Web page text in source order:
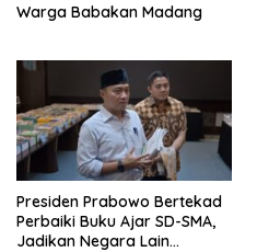
Warga Babakan Madang
Presiden Prabowo Bertekad
Perbaiki Buku Ajar SD-SMA,
Jadikan Negara Lain